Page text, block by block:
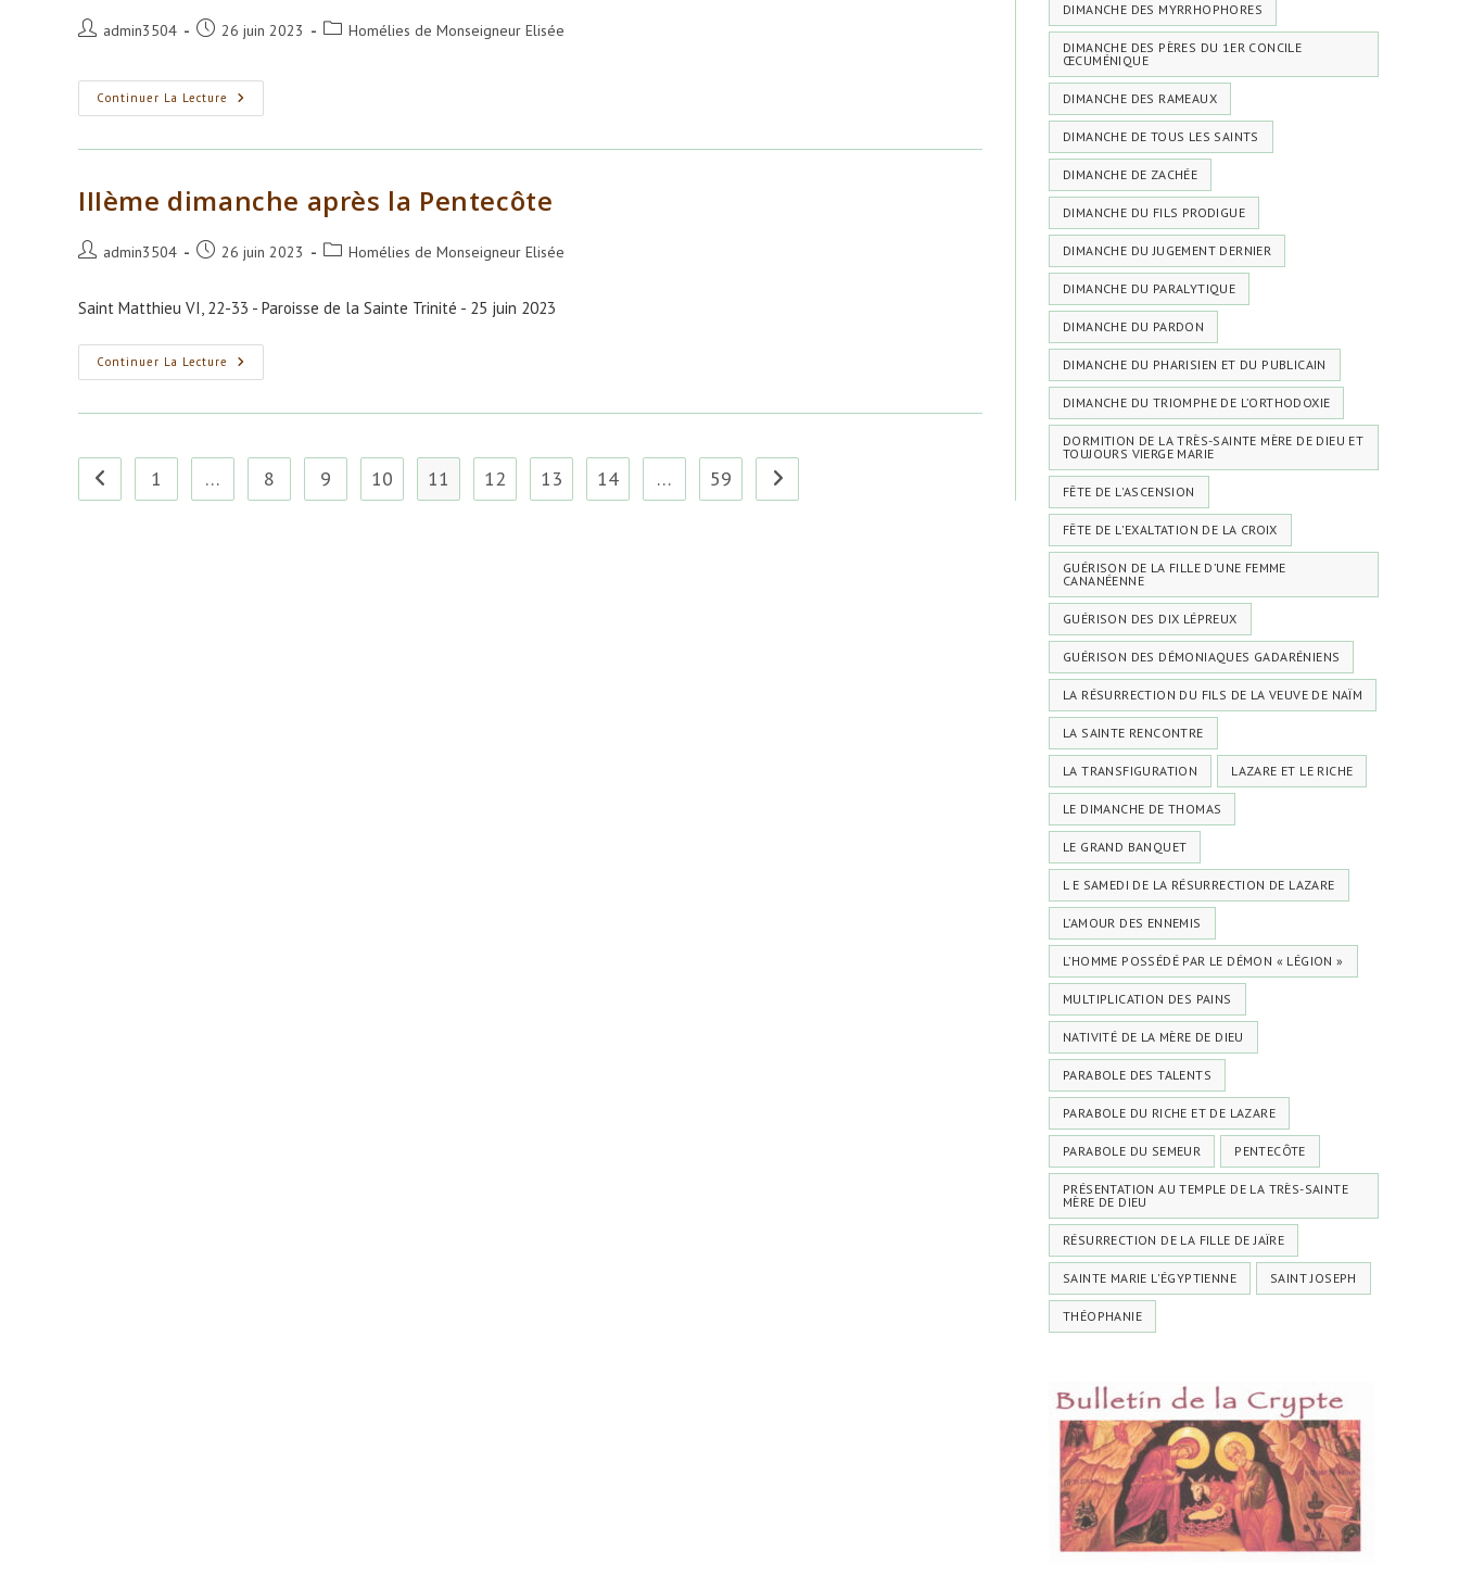
Auteur/autrice
publication :
admin3504
Publication
26 juin 2023
PostHomélies de Monseigneur Elisée
Continuer La Lecture Nativité
De
Jean-
IIIème dimanche après la Pentecôte
Auteur/autrice
publication :
admin3504
Publication
26 juin 2023
PostHomélies de Monseigneur Elisée
Saint Matthieu VI, 22-33 - Paroisse de la Sainte Trinité - 25 juin 2023
Continuer La Lecture IIIème
Dimanche
La
Go to the previous page
1 … 8 9 10 11 12 13 14 … 59 Aller à la page suivante
DIMANCHE DES MYRRHOPHORES
DIMANCHE DES PÈRES DU 1ER CONCILE
ŒCUMÉNIQUE
DIMANCHE DES RAMEAUX
DIMANCHE DE TOUS LES SAINTS
DIMANCHE DE ZACHÉE
DIMANCHE DU FILS PRODIGUE
DIMANCHE DU JUGEMENT DERNIER
DIMANCHE DU PARALYTIQUE
DIMANCHE DU PARDON
DIMANCHE DU PHARISIEN ET DU PUBLICAIN
DIMANCHE DU TRIOMPHE DE L’ORTHODOXIE
DORMITION DE LA TRÈS-SAINTE MÈRE DE DIEU ET
TOUJOURS VIERGE MARIE
FÊTE DE L'ASCENSION
FÊTE DE L'EXALTATION DE LA CROIX
GUÉRISON DE LA FILLE D’UNE FEMME
CANANÉENNE
GUÉRISON DES DIX LÉPREUX
GUÉRISON DES DÉMONIAQUES GADARÉNIENS
LA RÉSURRECTION DU FILS DE LA VEUVE DE NAÏM
LA SAINTE RENCONTRE
LA TRANSFIGURATION LAZARE ET LE RICHE
LE DIMANCHE DE THOMAS
LE GRAND BANQUET
L E SAMEDI DE LA RÉSURRECTION DE LAZARE
L’AMOUR DES ENNEMIS
L’HOMME POSSÉDÉ PAR LE DÉMON « LÉGION »
MULTIPLICATION DES PAINS
NATIVITÉ DE LA MÈRE DE DIEU
PARABOLE DES TALENTS
PARABOLE DU RICHE ET DE LAZARE
PARABOLE DU SEMEUR PENTECÔTE
PRÉSENTATION AU TEMPLE DE LA TRÈS-SAINTE
MÈRE DE DIEU
RÉSURRECTION DE LA FILLE DE JAÏRE
SAINTE MARIE L'ÉGYPTIENNE SAINT JOSEPH
THÉOPHANIE